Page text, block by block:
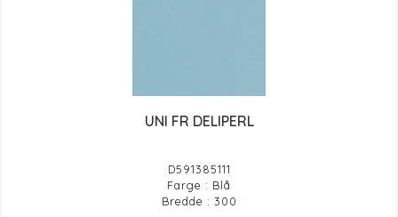
UNI FR DELIPERL
D591385111
Farge : Blå
Bredde : 300